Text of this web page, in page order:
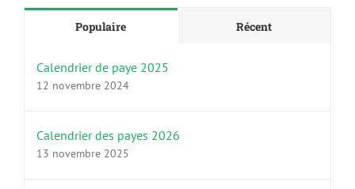
Populaire Récent
Calendrier de paye 2025
12 novembre 2024
Calendrier des payes 2026
13 novembre 2025